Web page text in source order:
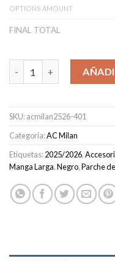
OPTIONS AMOUNT
FINAL TOTAL
Camiseta AC Milan
SKU:acmilan2526-401
Categoría:AC Milan
Etiquetas:2025/2026,
Manga Larga,Negro,Parche